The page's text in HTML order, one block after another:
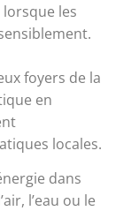
les
foyers de la
en
locales.
dans
l’eau ou le